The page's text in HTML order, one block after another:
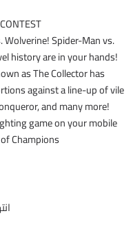
Wolverine! Spider-Man vs.
history are in your hands!
as The Collector has
against a line-up of vile
and many more!
game on your mobile
Champions!